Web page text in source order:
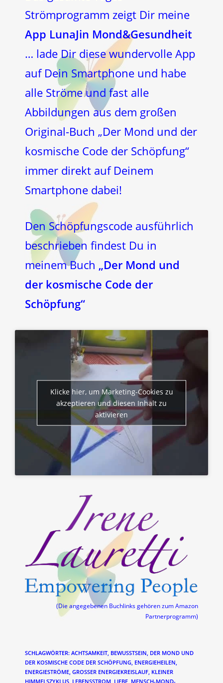
Strömprogramm zeigt Dir meine
App LunaJin Mond&Gesundheit
… lade Dir diese wundervolle App
auf Dein Smartphone und habe
alle Ströme und fast alle
Abbildungen aus dem großen
Original-Buch „Der Mond und der
kosmische Code der Schöpfung“
immer direkt auf Deinem
Smartphone dabei!
Den Schöpfungscode ausführlich
beschrieben findest Du in
meinem Buch „Der Mond und
der kosmische Code der
Schöpfung“
Klicke hier, um Marketing-Cookies zu
akzeptieren und diesen Inhalt zu
aktivieren
(Die angegebenen Buchlinks gehören zum Amazon
Partnerprogramm)
SCHLAGWÖRTER: ACHTSAMKEIT, BEWUSSTSEIN, DER MOND UND
DER KOSMISCHE CODE DER SCHÖPFUNG, ENERGIEHEILEN,
ENERGIESTRÖME, GROSSER ENERGIEKREISLAUF , KLEINER
HIMMELSZYKLUS LEBENSSTROM LIEBE MENSCH-MOND-